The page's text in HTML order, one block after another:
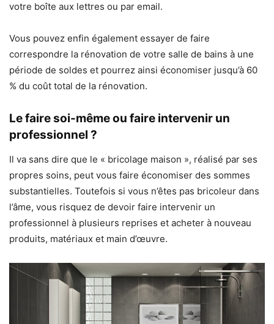
votre boîte aux lettres ou par email.
Vous pouvez enfin également essayer de faire
correspondre la rénovation de votre salle de bains à une
période de soldes et pourrez ainsi économiser jusqu’à 60
% du coût total de la rénovation.
Le faire soi-même ou faire intervenir un
professionnel ?
Il va sans dire que le « bricolage maison », réalisé par ses
propres soins, peut vous faire économiser des sommes
substantielles. Toutefois si vous n’êtes pas bricoleur dans
l’âme, vous risquez de devoir faire intervenir un
professionnel à plusieurs reprises et acheter à nouveau
produits, matériaux et main d’œuvre.